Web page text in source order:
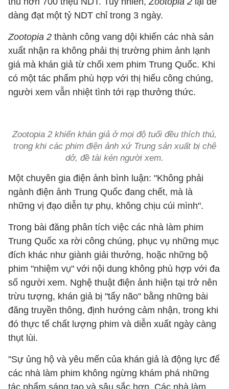
dàng đạt một tỷ NDT chỉ trong 3 ngày.
Zootopia 2 thành công vang dội khiến các nhà sản
xuất nhận ra không phải thị trường phim ảnh lạnh
giá mà khán giả từ chối xem phim Trung Quốc. Khi
có một tác phẩm phù hợp với thị hiếu công chúng,
người xem vẫn nhiệt tình tới rạp thưởng thức.
Zootopia 2 khiến khán giả ở mọi độ tuổi đều thích thú,
trong khi các phim điện ảnh xứ Trung sản xuất bị chê
dở, đề tài kén người xem.
Một chuyên gia điện ảnh bình luận: "Không phải
ngành điện ảnh Trung Quốc đang chết, mà là
những vị đạo diễn tự phụ, không chịu cúi mình".
Trong bài đăng phân tích việc các nhà làm phim
Trung Quốc xa rời công chúng, phục vụ những mục
đích khác như giành giải thưởng, hoặc những bộ
phim "nhiệm vụ" với nội dung không phù hợp với đa
số người xem. Nghệ thuật điện ảnh hiện tại trở nên
trừu tượng, khán giả bị "tẩy não" bằng những bài
đăng truyền thông, định hướng cảm nhận, trong khi
đó thực tế chất lượng phim và diễn xuất ngày càng
thụt lùi.
"Sự ủng hộ và yêu mến của khán giả là động lực để
các nhà làm phim không ngừng khám phá những
tác phẩm sáng tạo và sâu sắc hơn. Các nhà làm